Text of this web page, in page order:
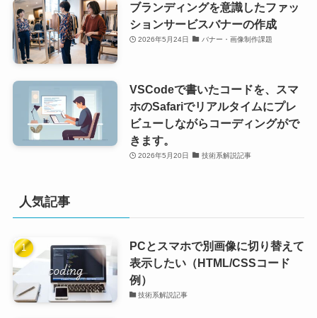
ブランディングを意識したファッ
ションサービスバナーの作成
2026年5月24日 バナー・画像制作課題
VSCodeで書いたコードを、スマ
ホのSafariでリアルタイムにプレ
ビューしながらコーディングがで
きます。
2026年5月20日 技術系解説記事
人気記事
PCとスマホで別画像に切り替えて
表示したい（HTML/CSSコード
例）
技術系解説記事